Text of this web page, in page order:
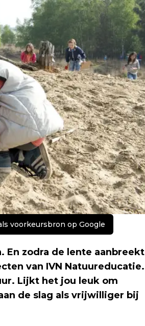
voorkeursbron op Google
En zodra de lente aanbreekt
van IVN Natuureducatie.
Lijkt het jou leuk om
de slag als vrijwilliger bij